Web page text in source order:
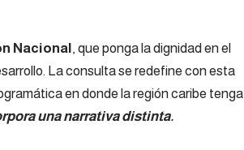
Nacional , que ponga la dignidad en el
La consulta se redefine con esta
en donde la región caribe tenga
una narrativa distinta.